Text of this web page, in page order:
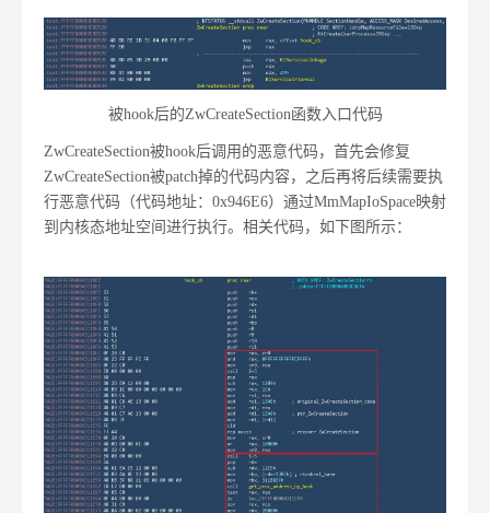
被hook后的ZwCreateSection函数入口代码
ZwCreateSection被hook后调用的恶意代码，首先会修复
ZwCreateSection被patch掉的代码内容，之后再将后续需要执
行恶意代码（代码地址：0x946E6）通过MmMapIoSpace映射
到内核态地址空间进行执行。相关代码，如下图所示：